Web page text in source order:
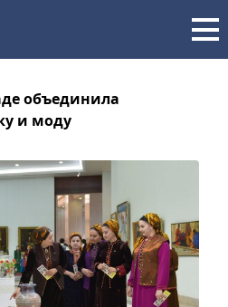
объединила
и моду